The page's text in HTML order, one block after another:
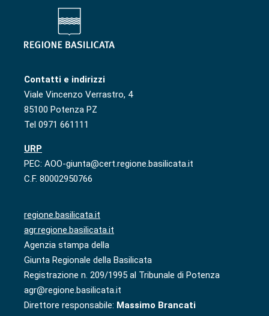
Contatti e indirizzi
Viale Vincenzo Verrastro, 4
85100 Potenza PZ
Tel 0971 661111
URP
PEC: AOO-giunta@cert.regione.basilicata.it
C.F. 80002950766
regione.basilicata.it
agr.regione.basilicata.it
Agenzia stampa della
Giunta Regionale della Basilicata
Registrazione n. 209/1995 al Tribunale di Potenza
agr@regione.basilicata.it
Direttore responsabile: Massimo Brancati